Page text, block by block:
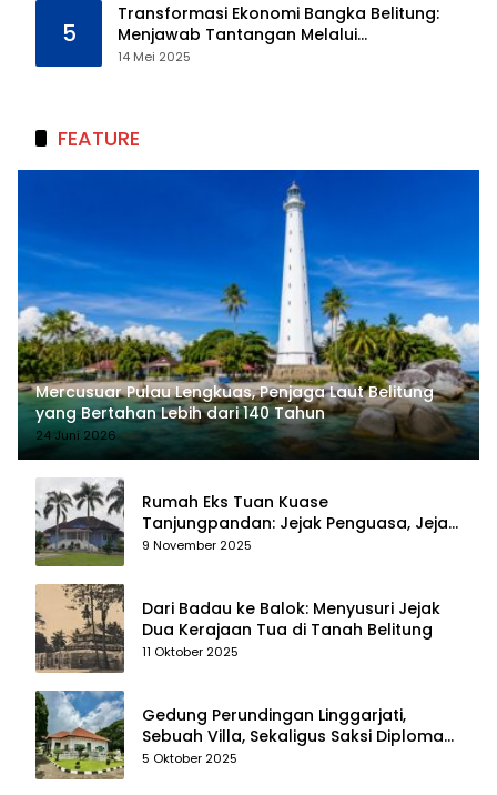
5
Transformasi Ekonomi Bangka Belitung:
Menjawab Tantangan Melalui
Pengelolaan Sumber Daya Alam yang
14 Mei 2025
FEATURE
Mercusuar Pulau Lengkuas, Penjaga Laut Belitung
yang Bertahan Lebih dari 140 Tahun
24 Juni 2026
Rumah Eks Tuan Kuase
Tanjungpandan: Jejak Penguasa, Jejak
Kenangan
9 November 2025
Dari Badau ke Balok: Menyusuri Jejak
Dua Kerajaan Tua di Tanah Belitung
11 Oktober 2025
Gedung Perundingan Linggarjati,
Sebuah Villa, Sekaligus Saksi Diplomasi
yang Mengubah Arah Bangsa
5 Oktober 2025